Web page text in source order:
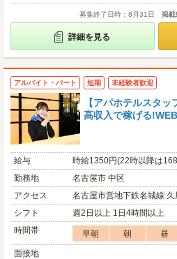
募集終了日時：8月31日 掲載
詳細を見る
アルバイト・パート 短期 未経験者歓迎
【アパホテルスタ
高収入で稼げる
給与
時給1350円(22時以降は
勤務地
名古屋市 中区
アクセス
名古屋市営地下鉄名城線
シフト
週2日以上 1日4時間以上
時間帯
早朝 朝 昼
面接地